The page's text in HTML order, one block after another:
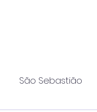
São Sebastião